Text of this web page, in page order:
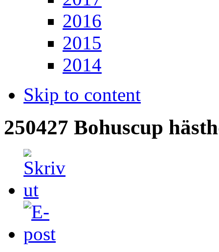
2016
2015
2014
Skip to content
250427 Bohuscup